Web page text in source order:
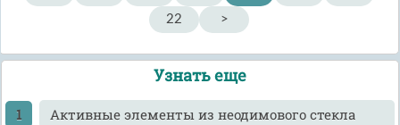
22
>
Узнать еще
Активные элементы из неодимового стекла